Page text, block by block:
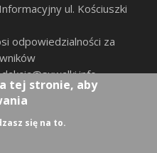
ul. Kościuszki
odpowiedzialności za
,
tej stronie, aby
się na to.